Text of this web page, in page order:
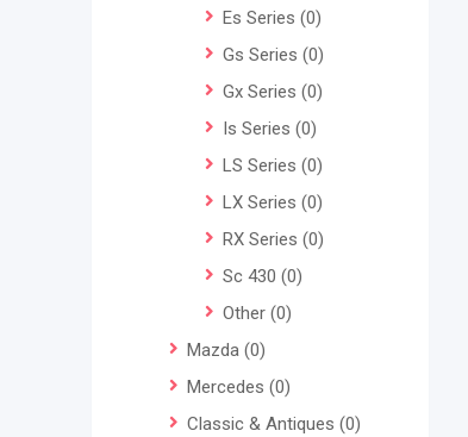
Es Series (0)
Gs Series (0)
Gx Series (0)
Is Series (0)
LS Series (0)
LX Series (0)
RX Series (0)
Sc 430 (0)
Other (0)
Mazda (0)
Mercedes (0)
Classic & Antiques (0)